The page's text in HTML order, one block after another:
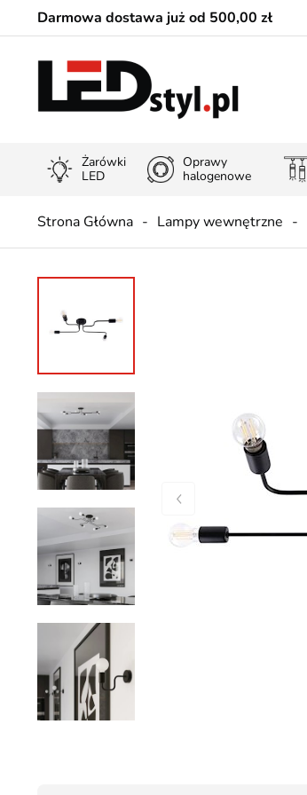
Darmowa dostawa już od 500,00 zł
Żarówki
LED
Oprawy
halogenowe
Strona Główna Lampy wewnętrzne